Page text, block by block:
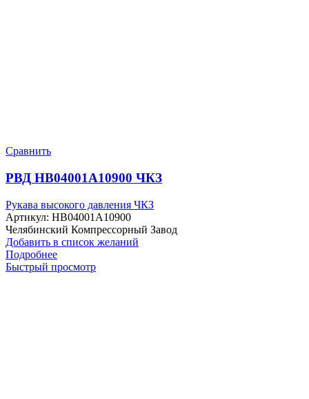
Сравнить
РВД HB04001A10900 ЧКЗ
Рукава высокого давления ЧКЗ
Артикул: HB04001A10900
Челябинский Компрессорный Завод
Добавить в список желаний
Подробнее
Быстрый просмотр